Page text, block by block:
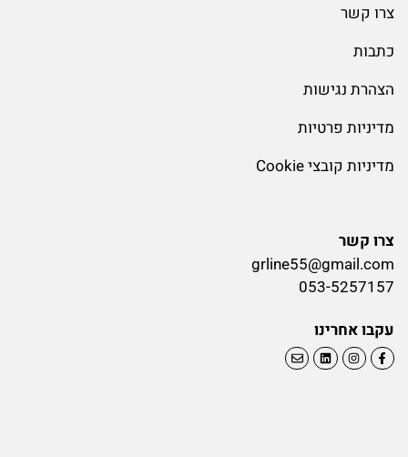
צרו קשר
כתבות
הצהרת נגישות
מדיניות פרטיות
מדיניות קובצי Cookie
צרו קשר
grline55@gmail.com
053-5257157
עקבו אחרינו